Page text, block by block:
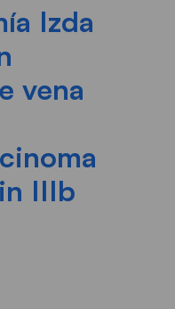
Izda
vena
IIIb